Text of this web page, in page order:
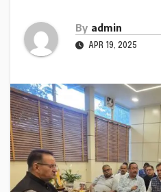
By admin
APR 19, 2025